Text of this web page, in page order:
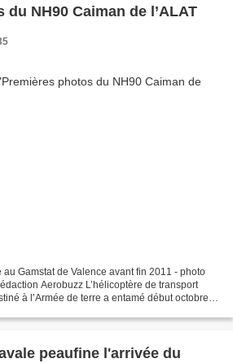
NH90 Caiman de l’ALAT
Gamstat de Valence avant fin 2011 - photo
Aerobuzz L’hélicoptère de transport
à l’Armée de terre a entamé début octobre
peaufine l'arrivée du